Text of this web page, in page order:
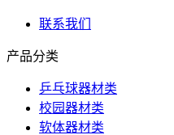
联系我们
产品分类
乒乓球器材类
校园器材类
软体器材类